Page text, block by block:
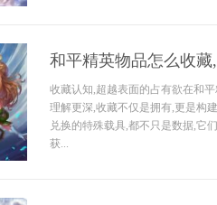
和平精英物品怎么收
收藏认知,超越表面的占有欲在和
理解更深,收藏不仅是拥有,更是构
兑换的特殊载具,都不只是数据,它
获...